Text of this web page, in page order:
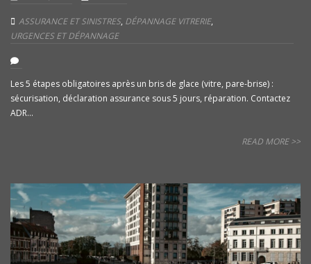
ASSURANCE ET SINISTRES, DÉPANNAGE VITRERIE,
URGENCES ET DÉPANNAGE
Les 5 étapes obligatoires après un bris de glace (vitre, pare-brise) :
sécurisation, déclaration assurance sous 5 jours, réparation. Contactez
ADR...
READ MORE >>